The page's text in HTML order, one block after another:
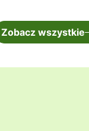
Zobacz wszystkie